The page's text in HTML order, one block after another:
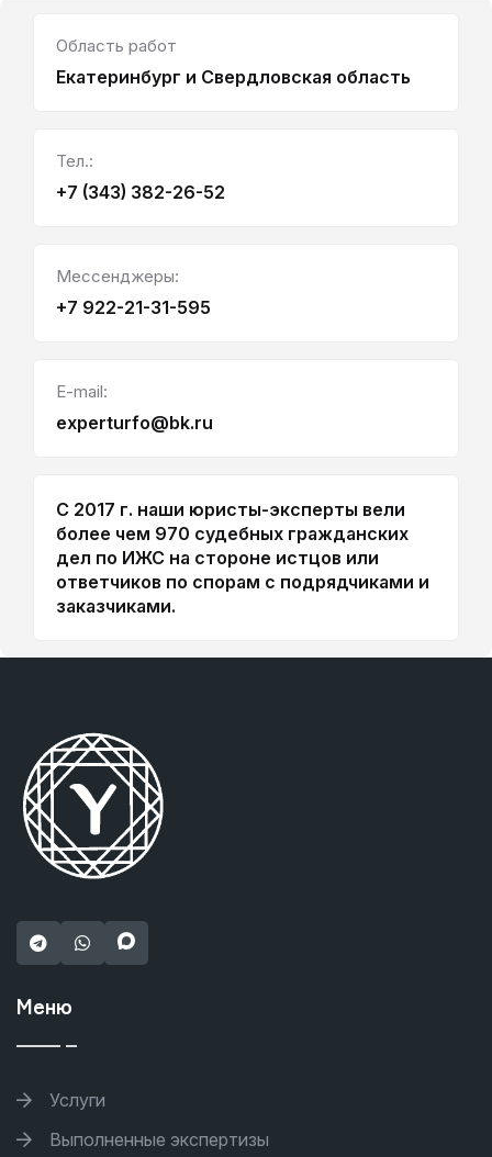
Область работ
Екатеринбург и Свердловская область
Тел.:
+7 (343) 382-26-52
Мессенджеры:
+7 922-21-31-595
E-mail:
experturfo@bk.ru
С 2017 г. наши юристы-эксперты вели
более чем 970 судебных гражданских
дел по ИЖС на стороне истцов или
ответчиков по спорам с подрядчиками и
заказчиками.
Меню
Услуги
Выполненные экспертизы